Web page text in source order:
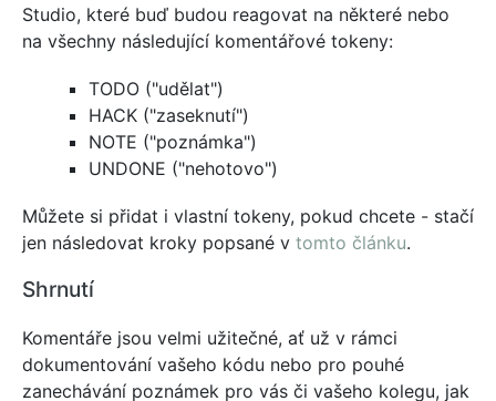
Studio, které buď budou reagovat na některé nebo
na všechny následující komentářové tokeny:
TODO ("udělat")
HACK ("zaseknutí")
NOTE ("poznámka")
UNDONE ("nehotovo")
Můžete si přidat i vlastní tokeny, pokud chcete - stačí
jen následovat kroky popsané v tomto článku.
Shrnutí
Komentáře jsou velmi užitečné, ať už v rámci
dokumentování vašeho kódu nebo pro pouhé
zanechávání poznámek pro vás či vašeho kolegu, jak